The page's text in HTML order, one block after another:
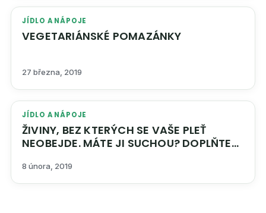
JÍDLO A NÁPOJE
VEGETARIÁNSKÉ POMAZÁNKY
27 března, 2019
JÍDLO A NÁPOJE
ŽIVINY, BEZ KTERÝCH SE VAŠE PLEŤ
NEOBEJDE. MÁTE JI SUCHOU? DOPLŇTE
8 února, 2019